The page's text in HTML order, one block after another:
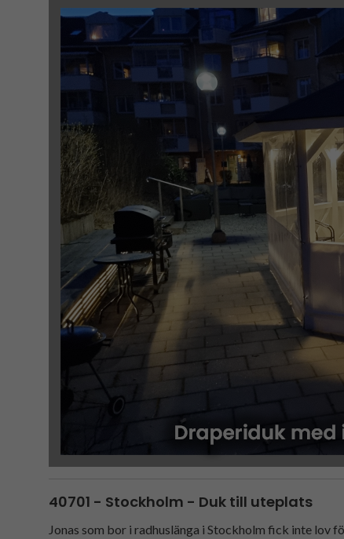
40701 - Stockholm - Duk till uteplats
Jonas som bor i radhuslänga i Stockholm fick inte lov